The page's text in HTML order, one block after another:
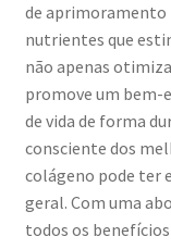
de aprimoramento
nutrientes que
não apenas
promove um bem-
de vida de forma
consciente dos
colágeno pode ter
geral. Com uma
todos os